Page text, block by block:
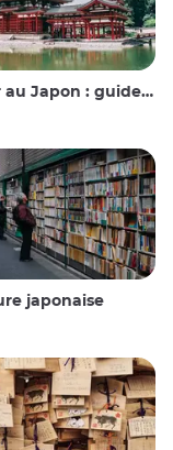
: guide et conseils
japonaise